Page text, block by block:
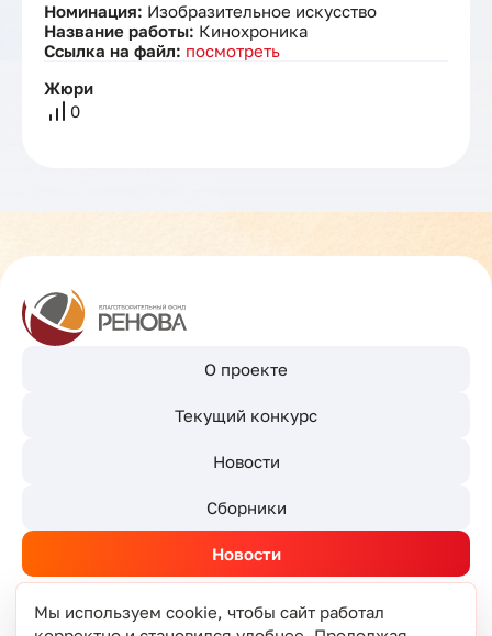
Номинация: Изобразительное искусство
Название работы: Кинохроника
Ссылка на файл: посмотреть
Жюри
0
О проекте
Текущий конкурс
Новости
Сборники
Новости
Мы используем cookie, чтобы сайт работал